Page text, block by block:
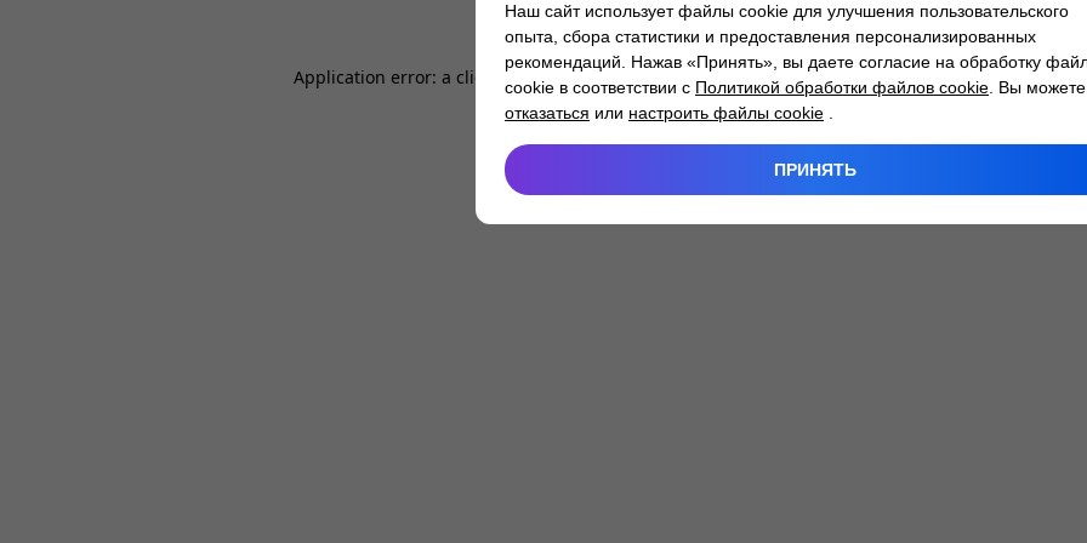
Application error: a client -side exception has occurred while loading atlantm.by (see the
Наш сайт использует файлы cookie для улучшения пользовательского
опыта, сбора статистики и предоставления персонализированных
рекомендаций. Нажав «Принять», вы даете согласие на обработку
cookie в соответствии с Политикой обработки файлов cookie . Вы можете
отказаться или настроить файлы cookie
ПРИНЯТЬ